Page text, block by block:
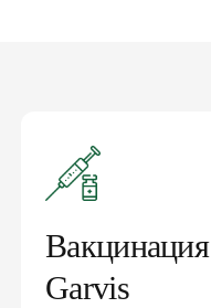
Garvis